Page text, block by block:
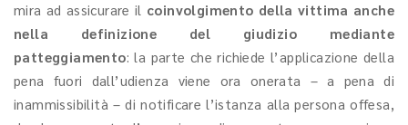
mira ad assicurare il coinvolgimento della vittima anche
nella definizione del giudizio mediante
patteggiamento: la parte che richiede l’applicazione della
pena fuori dall’udienza viene ora onerata – a pena di
inammissibilità – di notificare l’istanza alla persona offesa,